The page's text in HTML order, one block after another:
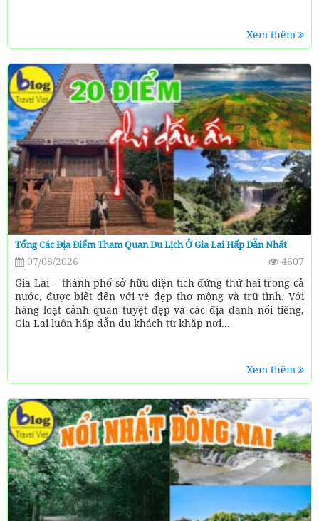
Xem thêm
Tổng Các Địa Điểm Tham Quan Du Lịch Ở Gia Lai Hấp Dẫn Nhất
07/08/2026
4607
Gia Lai - thành phố sở hữu diện tích đứng thứ hai trong cả
nước, được biết đến với vẻ đẹp thơ mộng và trữ tình. Với
hàng loạt cảnh quan tuyệt đẹp và các địa danh nổi tiếng,
Gia Lai luôn hấp dẫn du khách từ khắp nơi...
Xem thêm